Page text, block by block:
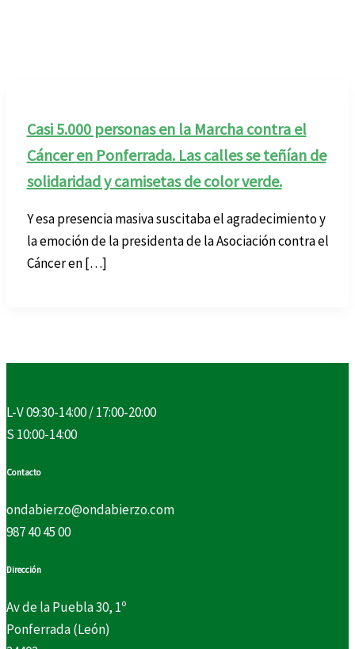
Casi 5.000 personas en la Marcha contra el
Cáncer en Ponferrada. Las calles se teñían de
solidaridad y camisetas de color verde.
Y esa presencia masiva suscitaba el agradecimiento y
la emoción de la presidenta de la Asociación contra el
Cáncer en […]
L-V 09:30-14:00 / 17:00-20:00
S 10:00-14:00
Contacto
ondabierzo@ondabierzo.com
987 40 45 00
Dirección
Av de la Puebla 30, 1º
Ponferrada (León)